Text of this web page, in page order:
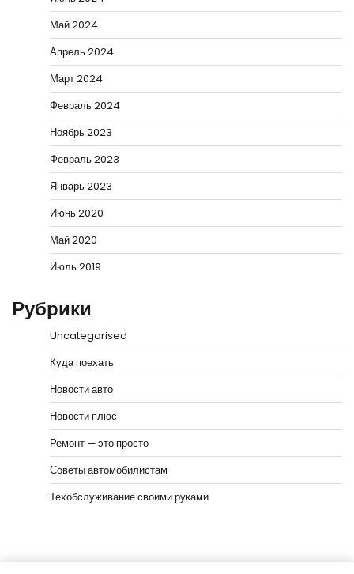
Май 2024
Апрель 2024
Март 2024
Февраль 2024
Ноябрь 2023
Февраль 2023
Январь 2023
Июнь 2020
Май 2020
Июль 2019
Рубрики
Uncategorised
Куда поехать
Новости авто
Новости плюс
Ремонт — это просто
Советы автомобилистам
Техобслуживание своими руками